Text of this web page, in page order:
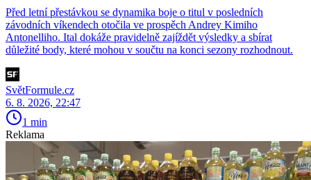
Před letní přestávkou se dynamika boje o titul v posledních
závodních víkendech otočila ve prospěch Andrey Kimiho
Antonelliho. Ital dokáže pravidelně zajíždět výsledky a sbírat
důležité body, které mohou v součtu na konci sezony rozhodnout.
SvětFormule.cz
6. 8. 2026, 22:47
1 min
Reklama